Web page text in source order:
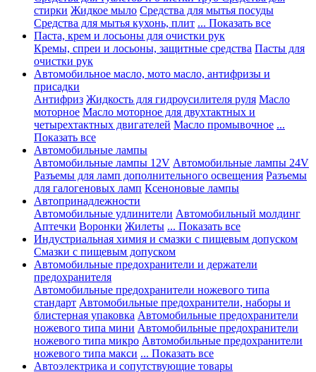
стирки Жидкое мыло Средства для мытья посуды
Средства для мытья кухонь, плит ... Показать все
Паста, крем и лосьоны для очистки рук
Кремы, спреи и лосьоны, защитные средства Пасты для
очистки рук
Автомобильное масло, мото масло, антифризы и
присадки
Антифриз Жидкость для гидроусилителя руля Масло
моторное Масло моторное для двухтактных и
четырехтактных двигателей Масло промывочное ...
Показать все
Автомобильные лампы
Автомобильные лампы 12V Автомобильные лампы 24V
Разъемы для ламп дополнительного освещения Разъемы
для галогеновых ламп Ксеноновые лампы
Автопринадлежности
Автомобильные удлинители Автомобильный молдинг
Аптечки Воронки Жилеты ... Показать все
Индустриальная химия и смазки с пищевым допуском
Смазки с пищевым допуском
Автомобильные предохранители и держатели
предохранителя
Автомобильные предохранители ножевого типа
стандарт Автомобильные предохранители, наборы и
блистерная упаковка Автомобильные предохранители
ножевого типа мини Автомобильные предохранители
ножевого типа микро Автомобильные предохранители
ножевого типа макси ... Показать все
Автоэлектрика и сопутствующие товары